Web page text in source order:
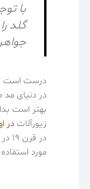
با
گلد
درست است
در دنیای مد
بهتر است
زیورآلاتدر
در
مورد